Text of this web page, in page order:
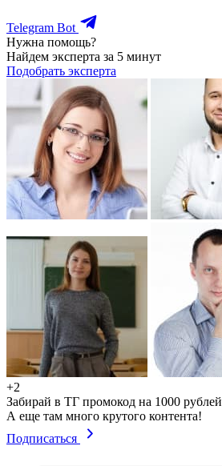
Telegram Bot
Нужна помощь?
Найдем эксперта за 5 минут
Подобрать эксперта
+2
Забирай в ТГ промокод на 1000 рублей
А еще там много крутого контента!
Подписаться